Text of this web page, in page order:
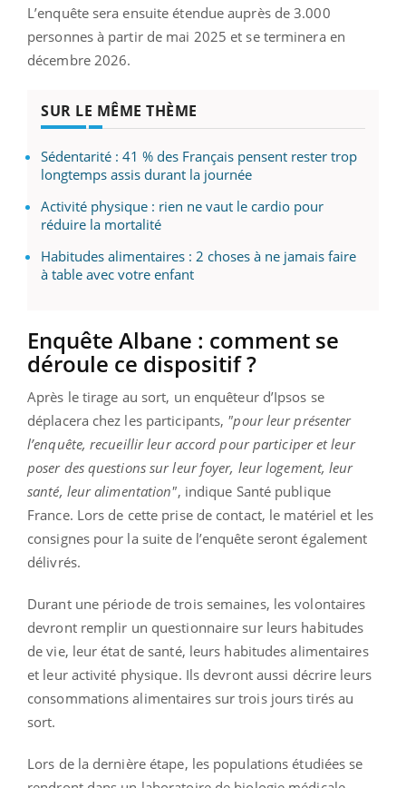
L’enquête sera ensuite étendue auprès de 3.000
personnes à partir de mai 2025 et se terminera en
décembre 2026.
SUR LE MÊME THÈME
Sédentarité : 41 % des Français pensent rester trop
longtemps assis durant la journée
Activité physique : rien ne vaut le cardio pour
réduire la mortalité
Habitudes alimentaires : 2 choses à ne jamais faire
à table avec votre enfant
Enquête Albane : comment se
déroule ce dispositif ?
Après le tirage au sort, un enquêteur d’Ipsos se
déplacera chez les participants, "pour leur présenter
l’enquête, recueillir leur accord pour participer et leur
poser des questions sur leur foyer, leur logement, leur
santé, leur alimentation", indique Santé publique
France. Lors de cette prise de contact, le matériel et les
consignes pour la suite de l’enquête seront également
délivrés.
Durant une période de trois semaines, les volontaires
devront remplir un questionnaire sur leurs habitudes
de vie, leur état de santé, leurs habitudes alimentaires
et leur activité physique. Ils devront aussi décrire leurs
consommations alimentaires sur trois jours tirés au
sort.
Lors de la dernière étape, les populations étudiées se